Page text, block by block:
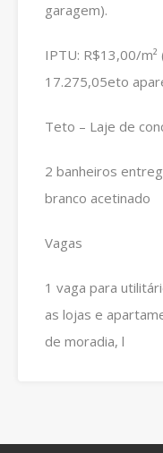
garagem).
IPTU: R$13,00/
17.275,05eto
Teto – Laje de
2 banheiros
branco acetinado
Vagas
1 vaga para
as lojas e
de moradia, l